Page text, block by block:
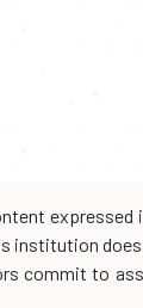
institution
commit to